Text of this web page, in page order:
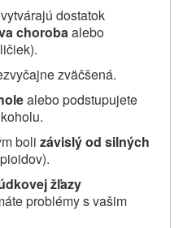
dostatok
chorobaalebo
zväčšená.
alebo podstupujete
boli závislý od silných
žľazy
problémy s vašim